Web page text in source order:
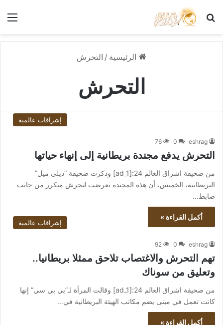
بحث عن
الرئيسية / التحرش
التحرش
إشراقات عالمية
eshrag
0
76
التحرش يدفع مجندة بريطانية إلى إنهاء حياتها
من صحيفة اشراق العالم 24:[ad_1] وذكرت صحيفة “ديلي ميل”
البريطانية، الخميس، أن هذه المجندة تعرضت لتحرش متكرر من جانب
ضابط…
أكمل القراءة »
إشراقات عالمية
eshrag
0
92
تهم التحرش والاغتصاب تلاحق ممثلا بريطانيا..
وتعليق من سوناك
من صحيفة اشراق العالم 24:[ad_1] وقالت المرأة لـ”بي بي سي” إنها
كانت تعمل في مبنى يضم مكاتب الهيئة البريطانية في…
أكمل القراءة »